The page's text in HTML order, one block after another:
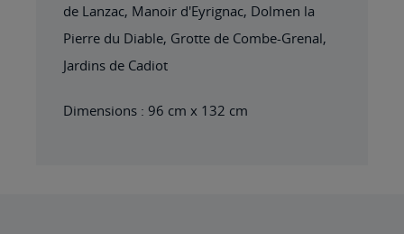
de Lanzac, Manoir d'Eyrignac, Dolmen la
Pierre du Diable, Grotte de Combe-Grenal,
Jardins de Cadiot
Dimensions : 96 cm x 132 cm